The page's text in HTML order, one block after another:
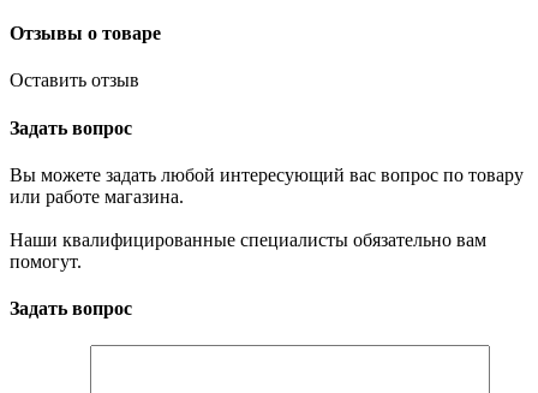
Отзывы о товаре
Оставить отзыв
Задать вопрос
Вы можете задать любой интересующий вас вопрос по товару
или работе магазина.
Наши квалифицированные специалисты обязательно вам
помогут.
Задать вопрос